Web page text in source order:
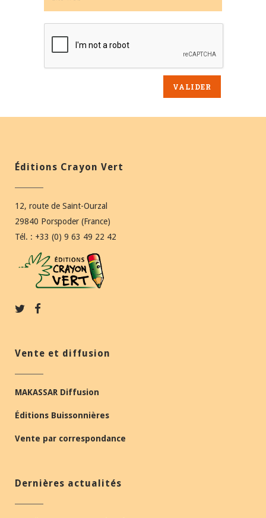
Éditions Crayon Vert
12, route de Saint-Ourzal
29840 Porspoder (France)
Tél. : +33 (0) 9 63 49 22 42
Vente et diffusion
MAKASSAR Diffusion
Éditions Buissonnières
Vente par correspondance
Dernières actualités